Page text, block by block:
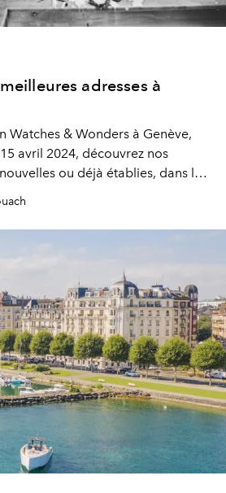
adresses à
Watches & Wonders à Genève,
avril 2024, découvrez nos
ou déjà établies, dans la